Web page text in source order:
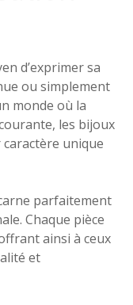
d’exprimer sa
ou simplement
monde où la
les bijoux
unique
parfaitement
Chaque pièce
ainsi à ceux
et